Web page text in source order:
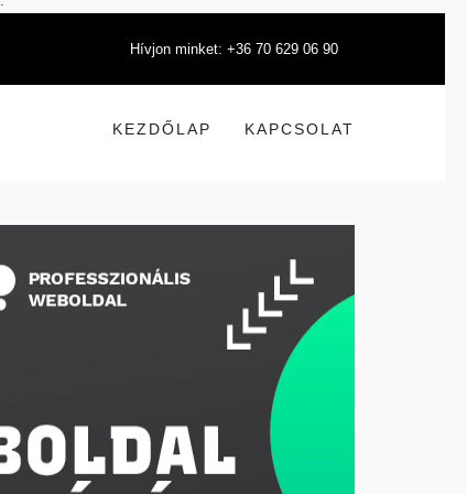
Hívjon minket: +36 70 629 06 90
KEZDŐLAP KAPCSOLAT